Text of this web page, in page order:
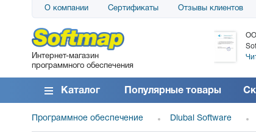
О компании Сертификаты Отзывы клиентов
Интернет-магазин
программного обеспечения
АО «АТС» благодарит компанию SoftMap за
поставку программного обеспечения SolarWinds
DameWare...
Читать все отзывы
Каталог Популярные товары
Программное обеспечение Dlubal Software